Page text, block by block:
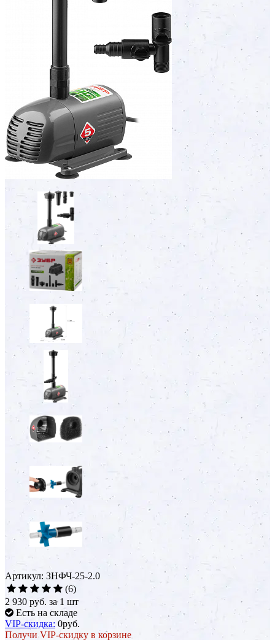
Артикул: ЗНФЧ-25-2.0
(6)
2 930 руб. за 1 шт
Есть на складе
VIP-скидка: 0руб.
Получи VIP-скидку в корзине